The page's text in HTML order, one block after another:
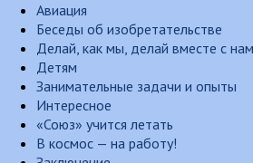
Авиация
Беседы об изобретательстве
Делай, как мы, делай вместе с
Детям
Занимательные задачи и опыты
Интересное
«Союз» учится летать
В космос — на работу!